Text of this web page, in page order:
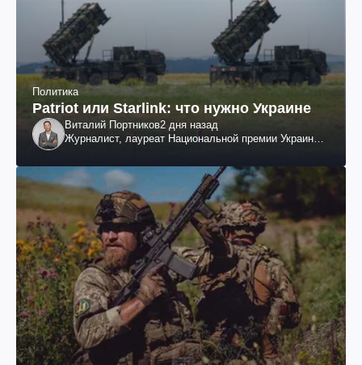
Политика
Patriot или Starlink: что нужно Украине
Виталий Портников2 дня назад
Журналист, лауреат Национальной премии Украины